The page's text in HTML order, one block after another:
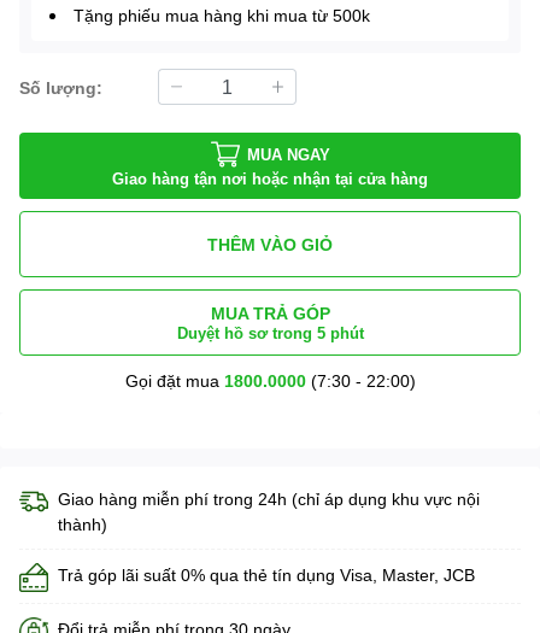
Tặng phiếu mua hàng khi mua từ 500k
Số lượng:
MUA NGAY
Giao hàng tận nơi hoặc nhận tại cửa hàng
THÊM VÀO GIỎ
MUA TRẢ GÓP
Duyệt hồ sơ trong 5 phút
Gọi đặt mua 1800.0000(7:30 - 22:00)
Giao hàng miễn phí trong 24h (chỉ áp dụng khu vực nội
thành)
Trả góp lãi suất 0% qua thẻ tín dụng Visa, Master, JCB